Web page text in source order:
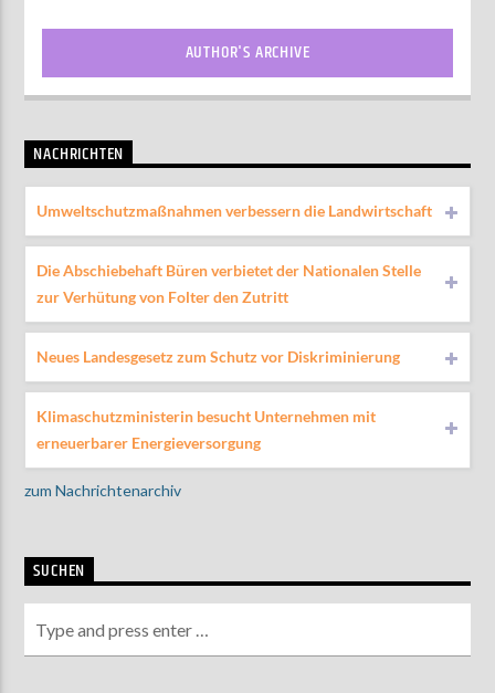
AUTHOR'S ARCHIVE
NACHRICHTEN
Umweltschutzmaßnahmen verbessern die Landwirtschaft
Die Abschiebehaft Büren verbietet der Nationalen Stelle
zur Verhütung von Folter den Zutritt
Neues Landesgesetz zum Schutz vor Diskriminierung
Klimaschutzministerin besucht Unternehmen mit
erneuerbarer Energieversorgung
zum Nachrichtenarchiv
SUCHEN